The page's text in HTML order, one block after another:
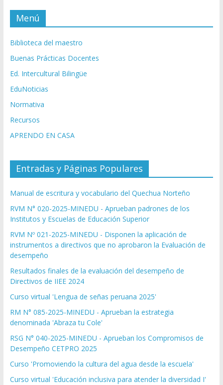
Menú
Biblioteca del maestro
Buenas Prácticas Docentes
Ed. Intercultural Bilingüe
EduNoticias
Normativa
Recursos
APRENDO EN CASA
Entradas y Páginas Populares
Manual de escritura y vocabulario del Quechua Norteño
RVM N° 020-2025-MINEDU - Aprueban padrones de los
Institutos y Escuelas de Educación Superior
RVM Nº 021-2025-MINEDU - Disponen la aplicación de
instrumentos a directivos que no aprobaron la Evaluación de
desempeño
Resultados finales de la evaluación del desempeño de
Directivos de IIEE 2024
Curso virtual 'Lengua de señas peruana 2025'
RM N° 085-2025-MINEDU - Aprueban la estrategia
denominada 'Abraza tu Cole'
RSG N° 040-2025-MINEDU - Aprueban los Compromisos de
Desempeño CETPRO 2025
Curso 'Promoviendo la cultura del agua desde la escuela'
Curso virtual 'Educación inclusiva para atender la diversidad I'